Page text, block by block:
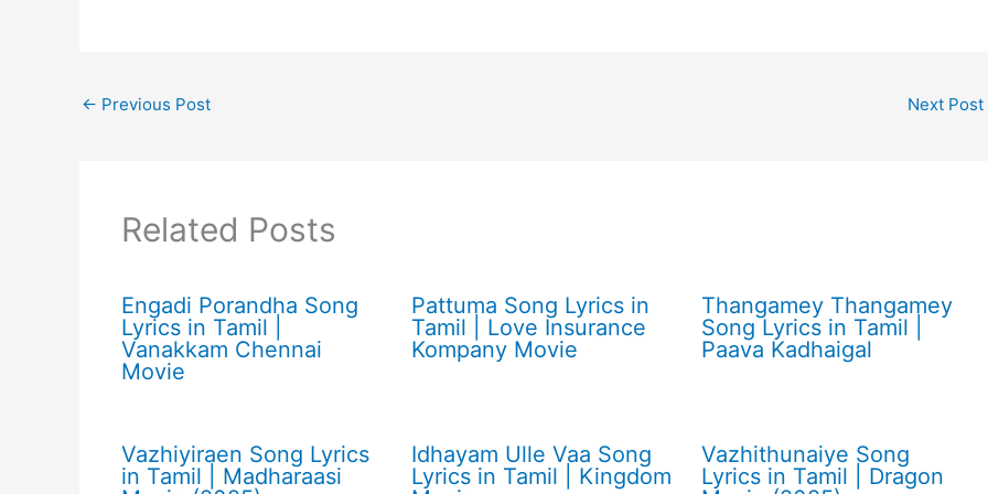
← Previous Post Next Post
Related Posts
Engadi Porandha Song
Lyrics in Tamil |
Vanakkam Chennai
Movie
Pattuma Song Lyrics in
Tamil | Love Insurance
Kompany Movie
Thangamey Thangamey
Song Lyrics in Tamil |
Paava Kadhaigal
Vazhiyiraen Song Lyrics
in Tamil | Madharaasi
Idhayam Ulle Vaa Song
Lyrics in Tamil | Kingdom
Vazhithunaiye Song
Lyrics in Tamil | Dragon